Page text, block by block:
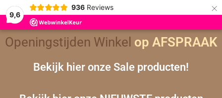
9,6
936 Reviews ×
Openingstijden Winkel op AFSPRAAK
Bekijk hier onze Sale producten!